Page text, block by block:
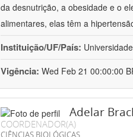
da desnutrição, a obesidade e o
alimentares, elas têm a
Instituição/UF/País:
Vigência: Wed Feb 21 00:00:00
Adelar
COORDENADOR(A)
CIÊNCIAS BIOLÓGICAS